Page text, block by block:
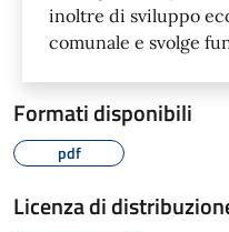
inoltre di sviluppo
comunale e svolge
Formati disponibili
pdf
Licenza di